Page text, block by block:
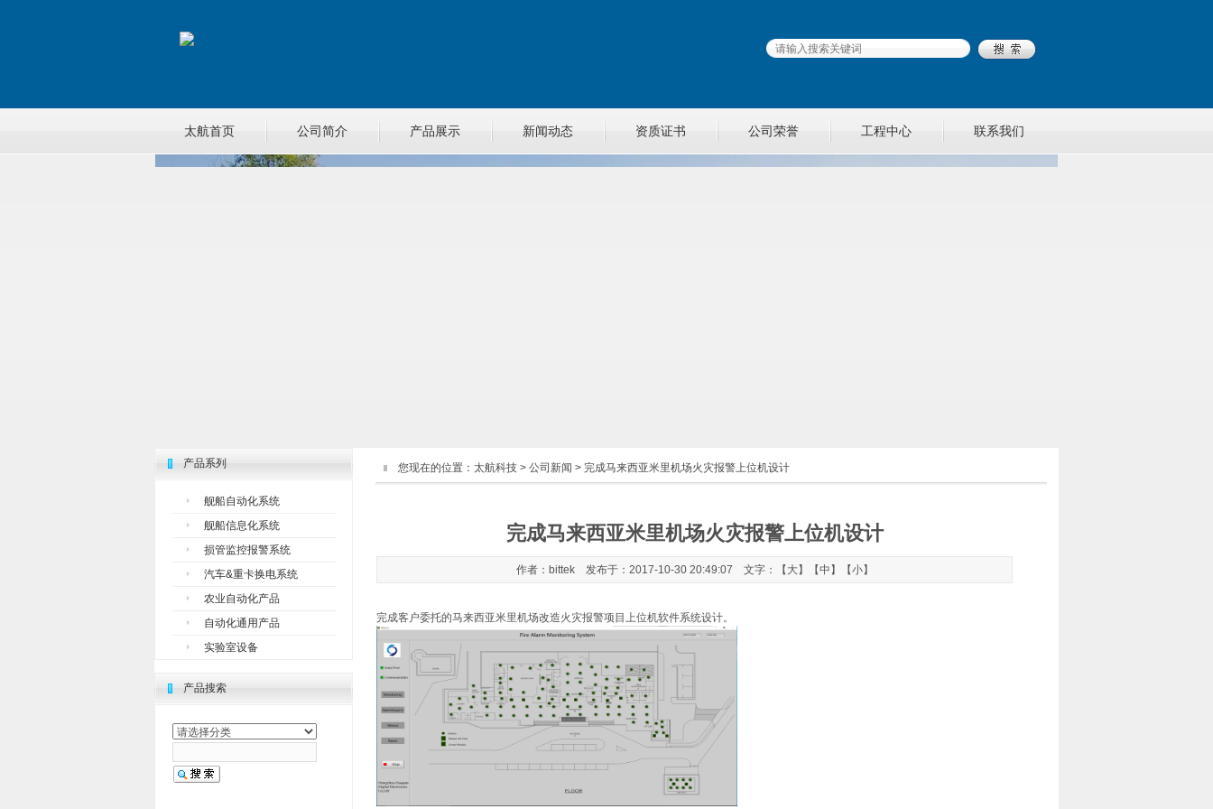
太航首页 公司简介 产品展示 新闻动态 资质证书 公司荣誉 工程中心 联系我们
产品系列
舰船自动化系统
舰船信息化系统
损管监控报警系统
汽车&重卡换电系统
农业自动化产品
自动化通用产品
实验室设备
产品搜索
您现在的位置： 太航科技 > 公司新闻 > 完成马来西亚米里机场火灾报警上位机设计
完成马来西亚米里机场火灾报警上位机设计
作者：bittek 发布于：2017-10-30 20:49:07 文字：【 大】【中 】【小】
完成客户委托的马来西亚米里机场改造火灾报警项目上位机软件系统设计。